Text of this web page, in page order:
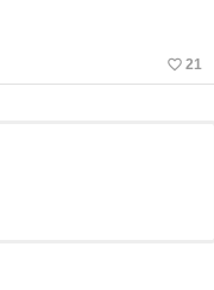
favorite_border 21